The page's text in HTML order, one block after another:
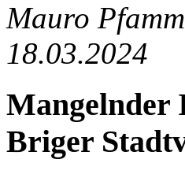
Mauro
18.03.2024
Mangelnder
Briger